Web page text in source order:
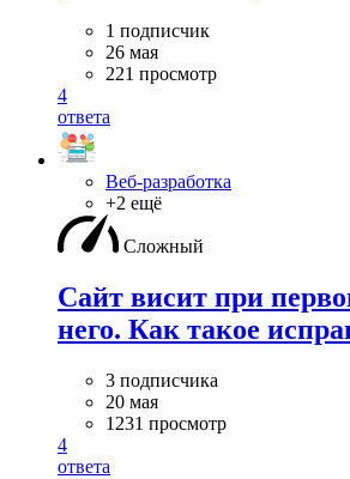
1 подписчик
26 мая
221 просмотр
4
ответа
Веб-разработка
+2 ещё
Сложный
Сайт висит при
него. Как такое
3 подписчика
20 мая
1231 просмотр
4
ответа